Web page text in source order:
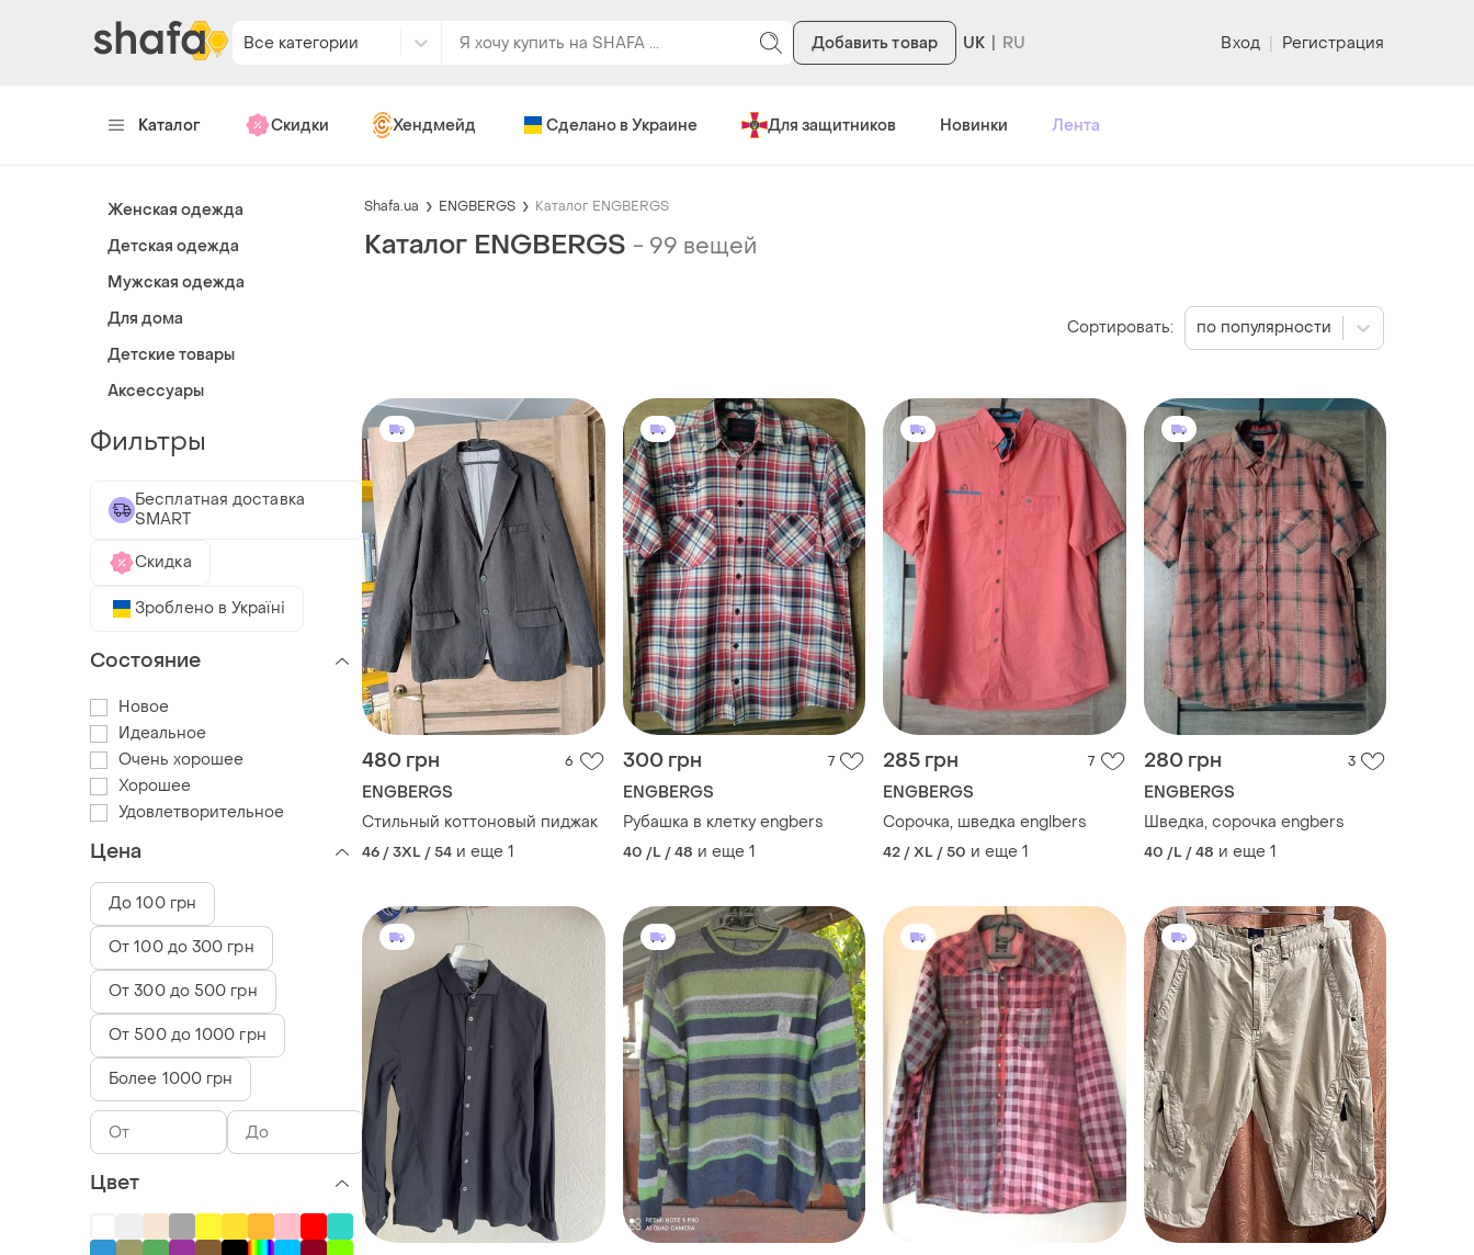
Все категории Добавить товар UK Вход | Регистрация
Каталог Скидки Хендмейд Сделано в Украине Для защитников Новинки Лента
Shafa.ua ENGBERGS Каталог ENGBERGS
Каталог ENGBERGS - 99 вещей
480 грн 6
ENGBERGS
Стильный коттоновый пиджак
46 / 3XL / 54 и еще 1
300 грн 7
ENGBERGS
Рубашка в клетку engbers
40 /L / 48 и еще 1
285 грн 7
ENGBERGS
Сорочка, шведка englbers
42 / XL / 50 и еще 1
280 грн 3
ENGBERGS
Шведка, сорочка engbers
40 /L / 48 и еще 1
Сортировать: по популярности
Женская одежда
Детская одежда
Мужская одежда
Для дома
Детские товары
Аксессуары
Фильтры
Бесплатная доставка
SMART
Скидка
Зроблено в Україні
Состояние
Новое
Идеальное
Очень хорошее
Хорошее
Удовлетворительное
Цена
До 100 грн
От 100 до 300 грн
От 300 до 500 грн
От 500 до 1000 грн
Более 1000 грн
Цвет